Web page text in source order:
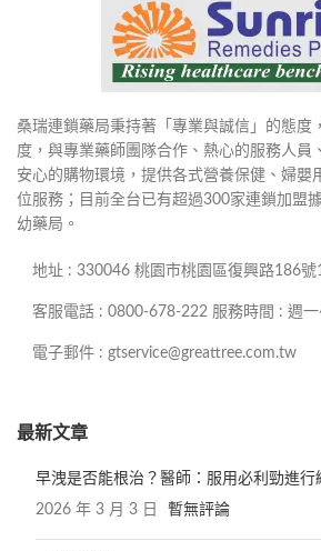
桑瑞連鎖藥局秉持著「專業與誠信」的態度
度，與專業藥師團隊合作、熱心的服務人員
安心的購物環境，提供各式營養保健、婦嬰
位服務；目前全台已有超過300家連鎖加盟
幼藥局。
地址 : 330046 桃園市桃園區復興路186號
客服電話 : 0800-678-222 服務時間 : 週
電子郵件 : gtservice@greattree.com.tw
最新文章
早洩是否能根治？醫師：服用必利勁進行
2026 年 3 月 3 日 暫無評論